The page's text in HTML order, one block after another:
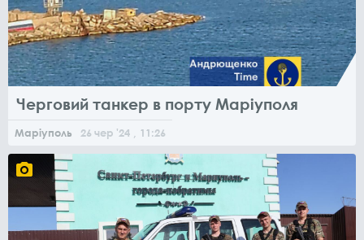
Черговий танкер в порту Маріуполя
Маріуполь 26 чер '24 , 11:26